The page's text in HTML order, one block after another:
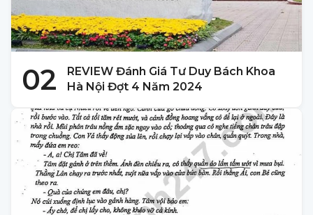
02
REVIEW Đánh Giá Tư Duy Bách Khoa
Hà Nội Đợt 4 Năm 2024